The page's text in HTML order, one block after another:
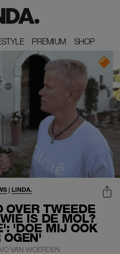
PREMIUM
PREMIUM SHOP
SHOP
OVER TWEEDE
IS DE MOL?
'DOE MIJ OOK
OGEN'
| LINDA.
VAN WOERDEN